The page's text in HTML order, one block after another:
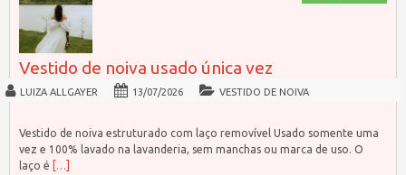
Vestido de noiva usado única vez
LUIZA ALLGAYER 13/07/2026 VESTIDO DE NOIVA
Vestido de noiva estruturado com laço removível Usado somente uma
vez e 100% lavado na lavanderia, sem manchas ou marca de uso. O
laço é
[…]